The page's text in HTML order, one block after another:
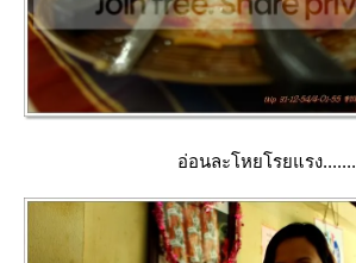
อ่อนละโหยโรยแรง.......